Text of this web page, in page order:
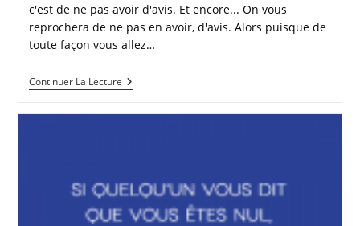
c'est de ne pas avoir d'avis. Et encore... On vous
reprochera de ne pas en avoir, d'avis. Alors puisque de
toute façon vous allez…
Continuer La LectureFAITES
CE